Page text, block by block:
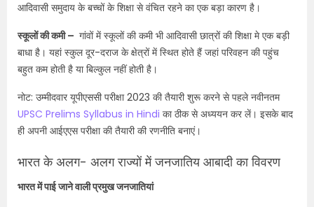
आदिवासी समुदाय के बच्चों के शिक्षा से वंचित रहने का एक बड़ा कारण है।
स्कूलों की कमी – गांवों में स्कूलों की कमी भी आदिवासी छात्रों की शिक्षा मे एक बड़ी
बाधा है। यहां स्कुल दूर-दराज के क्षेत्रों में स्थित होते हैं जहां परिवहन की पहुंच
बहुत कम होती है या बिल्कुल नहीं होती है।
नोट: उम्मीदवार यूपीएससी परीक्षा 2023 की तैयारी शुरू करने से पहले नवीनतम
UPSC Prelims Syllabus in Hindi का ठीक से अध्ययन कर लें। इसके बाद
ही अपनी आईएएस परीक्षा की तैयारी की रणनीति बनाएं।
भारत के अलग- अलग राज्यों में जनजातिय आबादी का विवरण
भारत में पाई जाने वाली प्रमुख जनजातियां